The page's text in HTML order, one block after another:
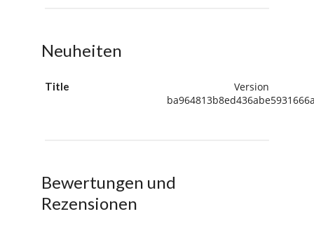
Neuheiten
Title
Version
Bewertungen und
Rezensionen